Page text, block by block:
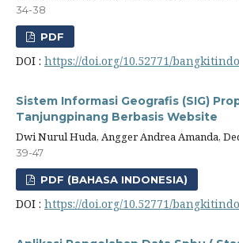
34-38
PDF
DOI : https://doi.org/10.52771/
Sistem Informasi Geografis (SIG)
Tanjungpinang Berbasis Website
Dwi Nurul Huda, Angger Andrea Amanda,
39-47
PDF (BAHASA INDONESIA)
DOI : https://doi.org/10.52771/